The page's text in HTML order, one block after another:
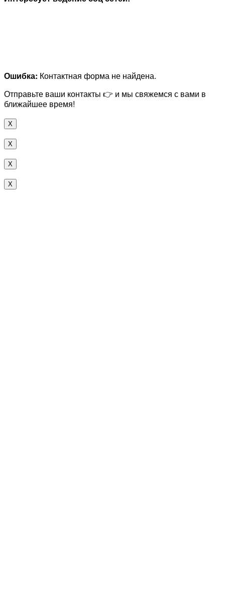
Ошибка: Контактная форма не найдена.
Отправьте ваши контакты 👉 и мы свяжемся с вами в
ближайшее время!
X
X
X
X